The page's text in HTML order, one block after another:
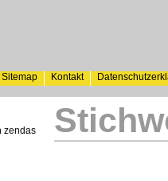
Sitemap Kontakt